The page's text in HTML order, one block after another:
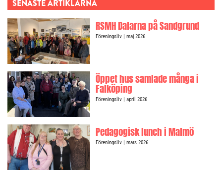
SENASTE ARTIKLARNA
RSMH Dalarna på Sandgrund
Föreningsliv| maj 2026
Öppet hus samlade många i
Falköping
Föreningsliv| april 2026
Pedagogisk lunch i Malmö
Föreningsliv| mars 2026